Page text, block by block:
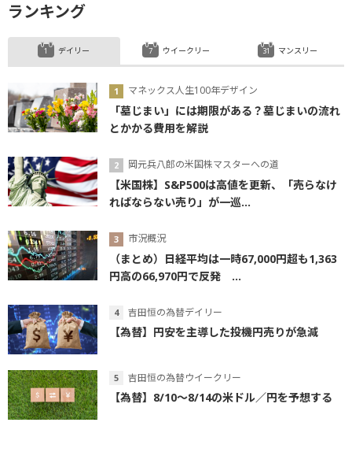
ランキング
デイリー
マネックス人生100年デザイン
「墓じまい」には期限がある？墓じまいの流れ
とかかる費用を解説
岡元兵八郎の米国株マスターへの道
【米国株】S&P500は高値を更新、「売らなけ
ればならない売り」が一巡...
市況概況
（まとめ）日経平均は一時67,000円超も1,363
円高の66,970円で反発 ...
吉田恒の為替デイリー
【為替】円安を主導した投機円売りが急減
吉田恒の為替ウイークリー
【為替】8/10～8/14の米ドル／円を予想する
ウイークリー マンスリー